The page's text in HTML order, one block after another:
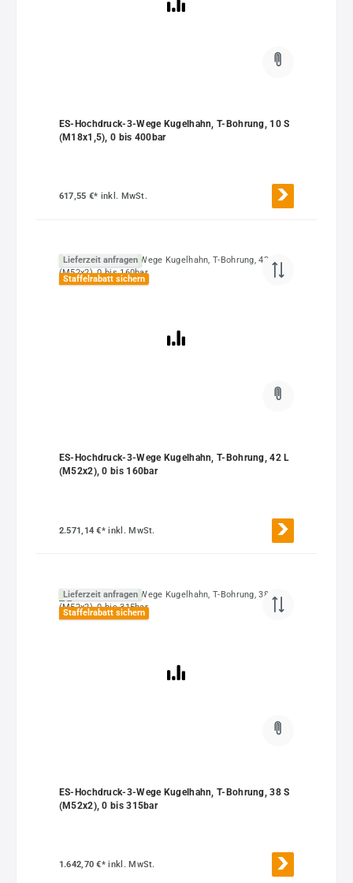
ES-Hochdruck-3-Wege Kugelhahn, T-Bohrung, 10 S
(M18x1,5), 0 bis 400bar
617,55 €* inkl. MwSt.
Lieferzeit anfragen
Staffelrabatt sichern
ES-Hochdruck-3-Wege Kugelhahn, T-Bohrung, 42 L
(M52x2), 0 bis 160bar
2.571,14 €*inkl. MwSt.
Lieferzeit anfragen
Staffelrabatt sichern
ES-Hochdruck-3-Wege Kugelhahn, T-Bohrung, 38 S
(M52x2), 0 bis 315bar
1.642,70 €*inkl. MwSt.